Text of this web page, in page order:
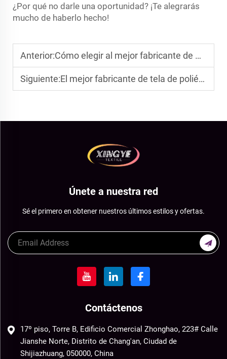
¿Por qué no darle una oportunidad? ¡Te alegrarás
mucho de haberlo hecho!
Anterior:Cómo elegir al mejor fabricante de Gabardina en México
Siguiente:El mejor fabricante de tela de poliéster algodón
Únete a nuestra red
Sé el primero en obtener nuestros últimos estilos y ofertas.
Contáctenos
17º piso, Torre B, Edificio Comercial Zhonghao, 223# Calle
Jianshe Norte, Distrito de Chang'an, Ciudad de
Shijiazhuang, 050000, China